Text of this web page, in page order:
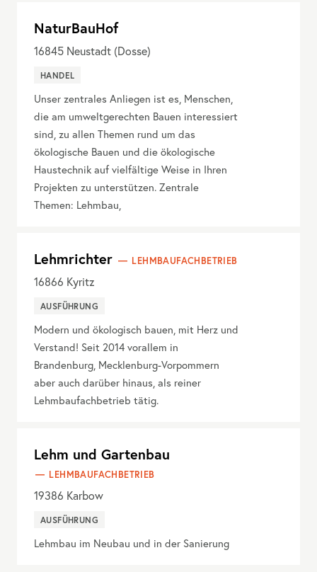
NaturBauHof
16845 Neustadt (Dosse)
HANDEL
Unser zentrales Anliegen ist es, Menschen,
die am umweltgerechten Bauen interessiert
sind, zu allen Themen rund um das
ökologische Bauen und die ökologische
Haustechnik auf vielfältige Weise in Ihren
Projekten zu unterstützen. Zentrale
Themen: Lehmbau,
Lehmrichter LEHMBAUFACHBETRIEB
16866 Kyritz
AUSFÜHRUNG
Modern und ökologisch bauen, mit Herz und
Verstand! Seit 2014 vorallem in
Brandenburg, Mecklenburg-Vorpommern
aber auch darüber hinaus, als reiner
Lehmbaufachbetrieb tätig.
Lehm und Gartenbau
LEHMBAUFACHBETRIEB
19386 Karbow
AUSFÜHRUNG
Lehmbau im Neubau und in der Sanierung